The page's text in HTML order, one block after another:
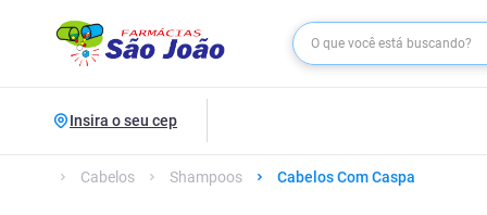
Insira o seu cep
Cabelos Shampoos Cabelos Com Caspa